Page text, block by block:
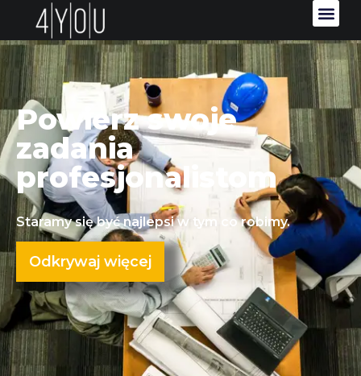
Powierz swoje
zadania
profesjonalistom
Staramy się być najlepsi w tym co robimy.
Odkrywaj więcej